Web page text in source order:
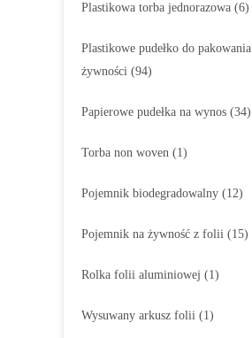
Plastikowa torba jednorazowa (6)
Plastikowe pudełko do pakowania
żywności (94)
Papierowe pudełka na wynos (34)
Torba non woven (1)
Pojemnik biodegradowalny (12)
Pojemnik na żywność z folii (15)
Rolka folii aluminiowej (1)
Wysuwany arkusz folii (1)